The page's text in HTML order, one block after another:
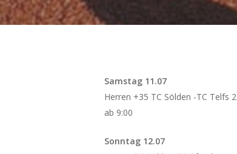
Samstag 11.07
Herren +35 TC Sölden -TC Telfs 2
ab 9:00
Sonntag 12.07